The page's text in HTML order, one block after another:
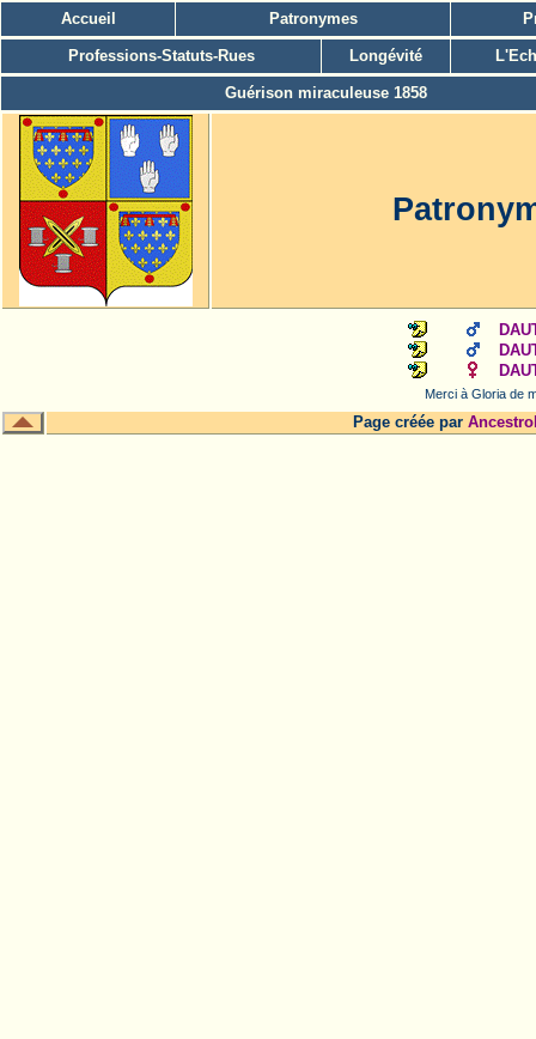
Accueil Patronymes
Professions-Statuts-Rues Longévité
Guérison miraculeuse 1858
Merci à Gloria de
Page créée par